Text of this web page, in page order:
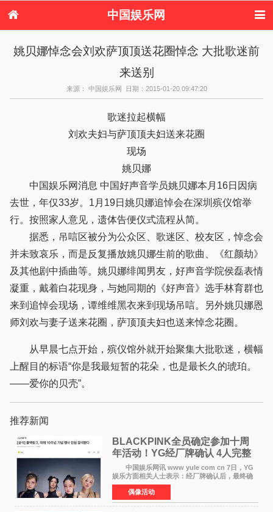
中国娱乐网
电视剧
演唱会 综艺节目
偶像活动
姚贝娜悼念会刘欢萨顶顶送花圈悼念 大批歌迷前
来送别
来源： 中国娱乐网 日期：2015-01-20 09:47:20
歌迷拉起横幅
刘欢夫妇与萨顶顶夫妇送来花圈
现场
姚贝娜
中国娱乐网消息 中国好声音学员姚贝娜本月16日因病
去世，年仅33岁。1月19日姚贝娜追悼会在深圳殡仪馆举
行。按照家人意见，遗体告便仪式流程从简。
据悉，吊唁区被分为公众区、歌迷区、校友区，悼念会
并未致哀乐，而是反复播放姚贝娜生前的歌曲、《红颜劫》
及其他剧中插曲等。姚贝娜绯闻男友，好声音学院侯磊表情
凝重，戴着白花现身，与她同期的《好声音》选手林育群也
来到追悼会现场，谭维维黑衣来到现场吊唁。另外姚贝娜恩
师刘欢与妻子送来花圈，萨顶顶夫妇也送来悼念花圈。
从早晨七点开始，殡仪馆外就开始聚集大批歌迷，横幅
上醒目的标语“你是我最短暂的花朵，也是最长久的琥珀。
——爱你的贝壳”。
推荐新闻
BLACKPINK全员确定参加十周
年活动！YG经厂牌确认 4人完整
体合体成行
中国娱乐网讯 www yule com cn 7日，YG
娱乐方面相关人士表示：经厂牌确认后，最终确
定4名成员均将出席。YG方面最终确认了智秀、
JENNIE、ROS&Eacute;、LISA四位
BLACKPINK成员全员出席，使组
偶像活动